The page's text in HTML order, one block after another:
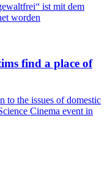
ist mit dem
worden
find a place of
to the issues of domestic
Cinema event in